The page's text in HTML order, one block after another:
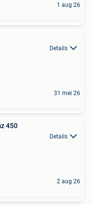
1 aug 26
Details
31 mei 26
450
Details
2 aug 26